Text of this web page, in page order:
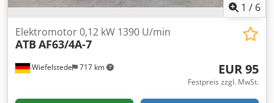
1 / 6
Wiefelstede 717 km
Elektromotor 0,12 kW 1390 U/min
ATB AF63/4A-7
EUR 95
Festpreis zzgl. MwSt.